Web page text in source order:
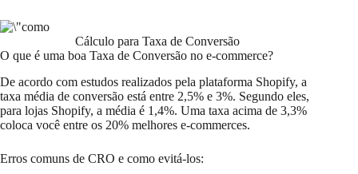
Cálculo para Taxa de Conversão
O que é uma boa Taxa de Conversão no e-commerce?
De acordo com estudos realizados pela plataforma Shopify, a
taxa média de conversão está entre 2,5% e 3%. Segundo eles,
para lojas Shopify, a média é 1,4%. Uma taxa acima de 3,3%
coloca você entre os 20% melhores e-commerces.
Erros comuns de CRO e como evitá-los: